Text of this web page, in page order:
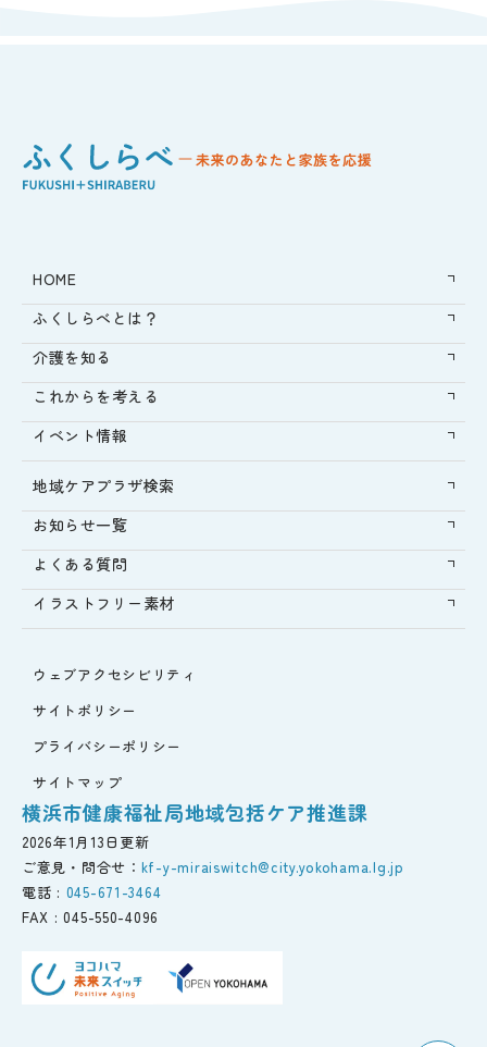
HOME
ふくしらべとは？
介護を知る
これからを考える
イベント情報
地域ケアプラザ検索
お知らせ一覧
よくある質問
イラストフリー素材
ウェブアクセシビリティ
サイトポリシー
プライバシーポリシー
サイトマップ
横浜市健康福祉局地域包括ケア推進課
2026年1月13日更新
ご意見・問合せ： kf-y-miraiswitch@city.yokohama.lg.jp
電話 : 045-671-3464
FAX : 045-550-4096